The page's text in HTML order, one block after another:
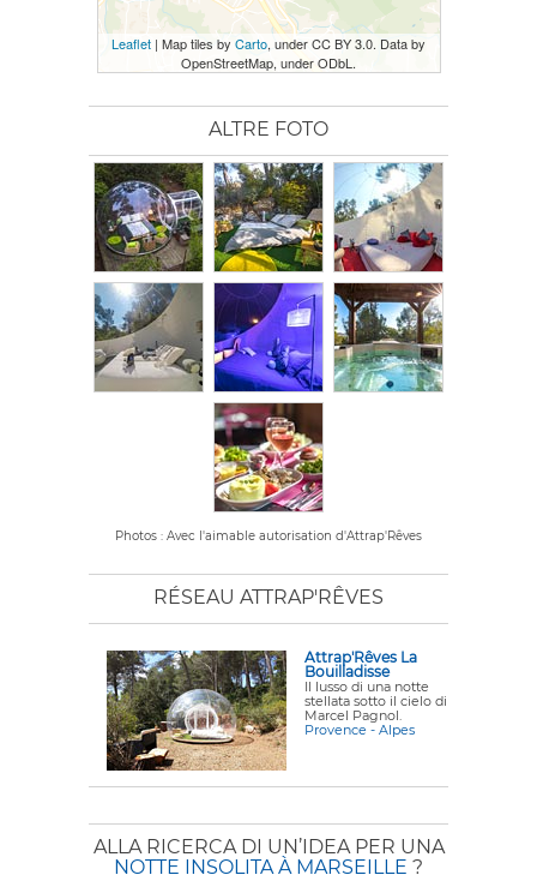
Leaflet | Map tiles by Carto, under CC BY 3.0. Data by
OpenStreetMap, under ODbL.
ALTRE FOTO
Photos : Avec l'aimable autorisation d'Attrap'Rêves
RÉSEAU ATTRAP'RÊVES
Attrap'Rêves La
Bouilladisse
Il lusso di una notte
stellata sotto il cielo di
Marcel Pagnol.
Provence - Alpes
ALLA RICERCA DI UN’IDEA PER UNA
NOTTE INSOLITA À MARSEILLE ?